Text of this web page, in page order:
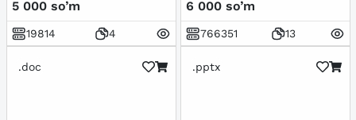
5 000 so’m
19814 4
6 000 so’m
766351 13
.doc .pptx